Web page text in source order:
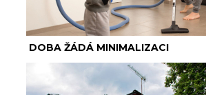
DOBA ŽÁDÁ MINIMALIZACI